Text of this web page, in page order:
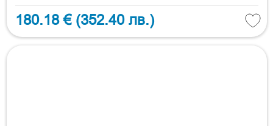
180.18 € (352.40 лв.)